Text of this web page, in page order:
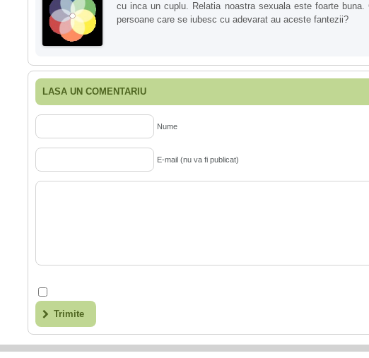
cu inca un cuplu. Relatia noastra sexuala este foarte buna.
persoane care se iubesc cu adevarat au aceste fantezii?
LASA UN COMENTARIU
Nume
E-mail (nu va fi publicat)
Trimite